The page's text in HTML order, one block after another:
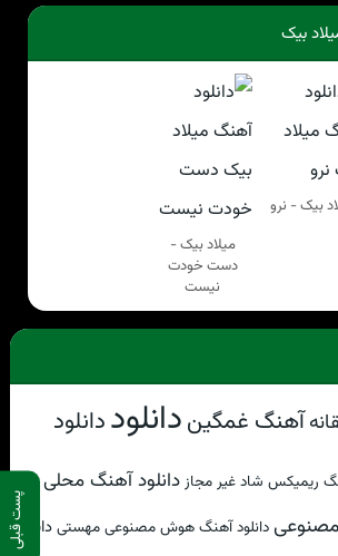
پست قبلی
بیک
بیک - نرو
میلاد بیک -
دست خودت
نیست
آهنگ غمگیندانلوددانلود
ریمیکس شاد غیر مجاز دانلود آهنگ محلی
دانلود آهنگ هوش مصنوعی مهستیدانلود